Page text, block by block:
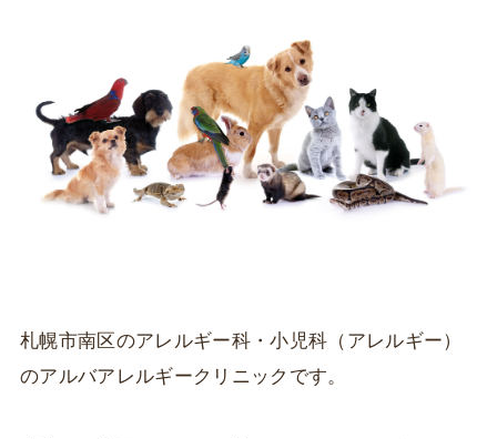
札幌市南区のアレルギー科・小児科（アレルギー）
のアルバアレルギークリニックです。